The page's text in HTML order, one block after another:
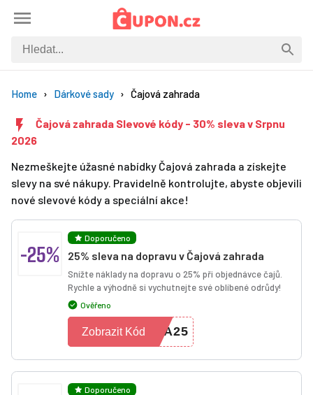
Home Dárkové sady Čajová zahrada
Čajová zahrada Slevové kódy - 30% sleva v Srpnu
2026
Nezmeškejte úžasné nabídky Čajová zahrada a získejte
slevy na své nákupy. Pravidelně kontrolujte, abyste objevili
nové slevové kódy a speciální akce!
-25%
Doporučeno
25% sleva na dopravu v Čajová zahrada
Snížte náklady na dopravu o 25% při objednávce čajů.
Rychle a výhodně si vychutnejte své oblíbené odrůdy!
Ověřeno
VA25
Zobrazit Kód
Doporučeno